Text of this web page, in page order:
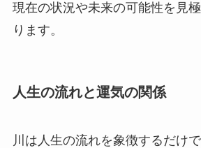
現在の状況や未来の可能性を見
ります。
人生の流れと運気の関係
川は人生の流れを象徴するだけ